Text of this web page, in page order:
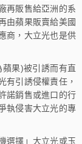
再販售給亞洲的系
由蘋果販賣給美國
商，大立光也是供
果)被引誘而有直
有引誘侵權責任，
諾銷售或進口的行
執侵害大立光的專
擇」大立光或玉